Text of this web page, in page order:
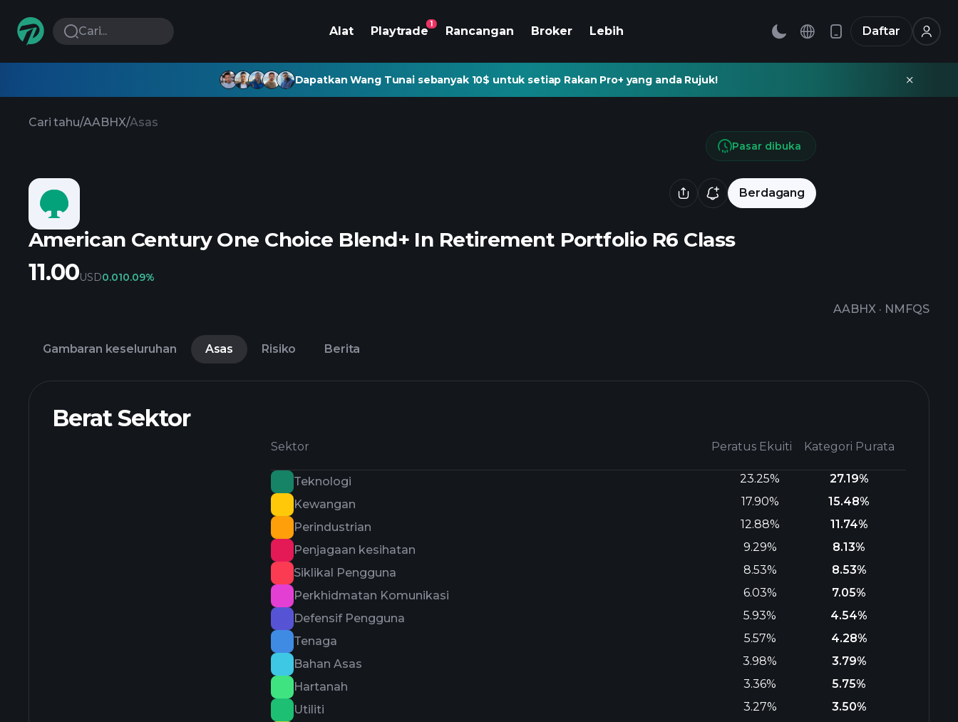
Cari... Alat Playtrade
1
Rancangan Broker Lebih Daftar
Dapatkan Wang Tunai sebanyak 10$ untuk setiap Rakan Pro+ yang anda Rujuk!
Cari tahu/AABHX/Asas
Berdagang
American Century One Choice Blend+ In Retirement Portfolio R6 Class
AABHX · NMFQS
Pasar dibuka
11.00USD0.010.09%
Gambaran keseluruhan Asas Risiko Berita
Berat Sektor
Sektor Peratus Ekuiti Kategori Purata
Teknologi 23.25%
27.19%
Kewangan
17.90%
15.48%
Perindustrian
12.88%
11.74%
Penjagaan kesihatan
9.29%
8.13%
Siklikal Pengguna
8.53%
8.53%
Perkhidmatan Komunikasi
6.03%
7.05%
Defensif Pengguna
5.93%
4.54%
Tenaga
5.57%
4.28%
Bahan Asas
3.98%
3.79%
Hartanah
3.36%
5.75%
Utiliti
3.27%
3.50%